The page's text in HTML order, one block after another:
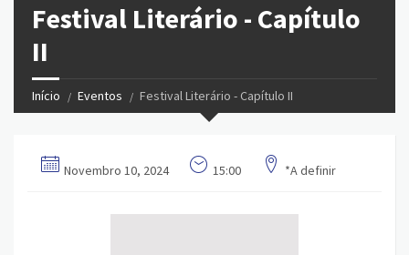
Festival Literário - Capítulo
II
Início Eventos Festival Literário - Capítulo II
Novembro 10, 2024 15:00 *A definir